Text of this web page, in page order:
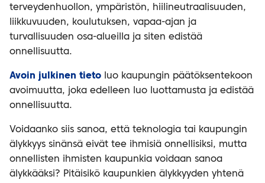
terveydenhuollon, ympäristön, hiilineutraalisuuden,
liikkuvuuden, koulutuksen, vapaa-ajan ja
turvallisuuden osa-alueilla ja siten edistää
onnellisuutta.
Avoin julkinen tieto luo kaupungin päätöksentekoon
avoimuutta, joka edelleen luo luottamusta ja edistää
onnellisuutta.
Voidaanko siis sanoa, että teknologia tai kaupungin
älykkyys sinänsä eivät tee ihmisiä onnellisiksi, mutta
onnellisten ihmisten kaupunkia voidaan sanoa
älykkääksi? Pitäisikö kaupunkien älykkyyden yhtenä